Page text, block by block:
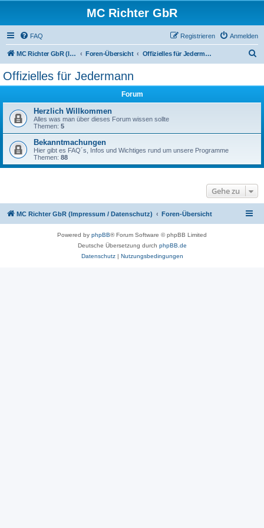
MC Richter GbR
FAQ Anmelden
Registrieren
MC Richter GbR (Impressum / Datenschutz) Foren-Übersicht Offizielles für Jedermann
Offizielles für Jedermann
Forum
Herzlich Willkommen
Alles was man über dieses Forum wissen sollte
Themen: 5
Bekanntmachungen
Hier gibt es FAQ´s, Infos und Wichtiges rund um unsere Programme
Themen: 88
Gehe zu
MC Richter GbR (Impressum / Datenschutz) Foren-Übersicht
Powered by phpBB® Forum Software © phpBB Limited
Deutsche Übersetzung durch phpBB.de
Datenschutz| Nutzungsbedingungen